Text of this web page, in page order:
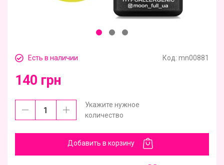
Есть в наличии Код: mn00881
140 грн
Укажите нужное
количество
Добавить в корзину